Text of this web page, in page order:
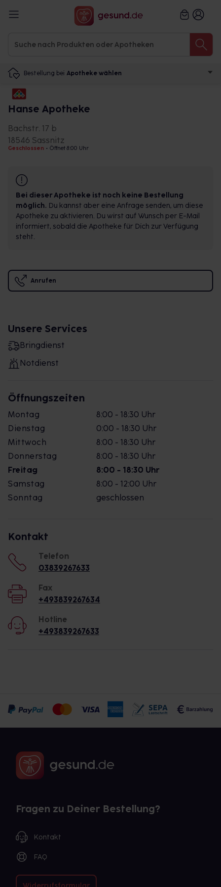
Bestellung bei Apotheke wählen
Hanse Apotheke
Bachstr. 17 b
18546 Sassnitz
Geschlossen • Öffnet 8:00 Uhr
Bei dieser Apotheke ist noch keine Bestellung
möglich. Du kannst aber eine Anfrage senden, um diese
Apotheke zu aktivieren. Du wirst auf Wunsch per E-Mail
informiert, sobald die Apotheke für Dich zur Verfügung
steht.
Anrufen
Unsere Services
Bringdienst
Notdienst
Öffnungszeiten
Montag
8:00 - 18:30 Uhr
Dienstag
0:00 - 18:30 Uhr
Mittwoch
8:00 - 18:30 Uhr
Donnerstag
8:00 - 18:30 Uhr
Freitag
8:00 - 18:30 Uhr
Samstag
8:00 - 12:00 Uhr
Sonntag
geschlossen
Kontakt
Telefon
03839267633
Fax
+493839267634
Hotline
+493839267633
Fragen zu Deiner Bestellung?
Kontakt
FAQ